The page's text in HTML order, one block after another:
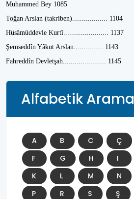
Muhammed Bey 1085
Toğan Arslan (takriben).................. 1104
Hüsâmüddevle Kurtî....................... 1137
Şemseddîn Yâkut Arslan............... 1143
Fahreddîn Devletşah...................... 1145
Alfabetik Arama
A B C Ç
F
G H I
K
L M N
P
R S Ş